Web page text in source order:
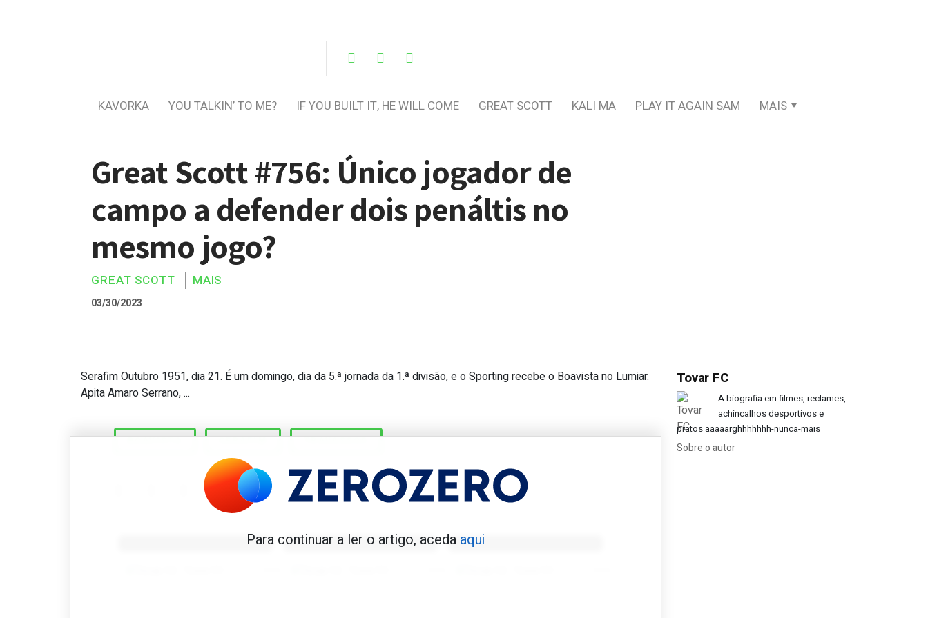
KAVORKA YOU TALKIN’ TO ME? IF YOU BUILT IT, HE WILL COME GREAT SCOTT KALI MA PLAY IT AGAIN SAM MAIS
Great Scott #756: Único jogador de
campo a defender dois penáltis no
mesmo jogo?
GREAT SCOTT MAIS
03/30/2023
Great Scott #756: Único jogador de campo a defender dois penáltis no mesmo jogo?
Serafim Outubro 1951, dia 21. É um domingo, dia da 5.ª jornada da 1.ª divisão, e o Sporting recebe o Boavista no Lumiar.
Apita Amaro Serrano, ...
BOAVISTA SERAFIM TRAVASSOS
Para continuar a ler o artigo, aceda aqui
Tovar FC
A biografia em filmes, reclames,
achincalhos desportivos e
pratos aaaaarghhhhhhh-nunca-mais
Sobre o autor